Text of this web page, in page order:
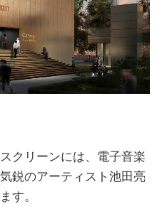
クリーンには、電子音楽
鋭のアーティスト池田亮
す。